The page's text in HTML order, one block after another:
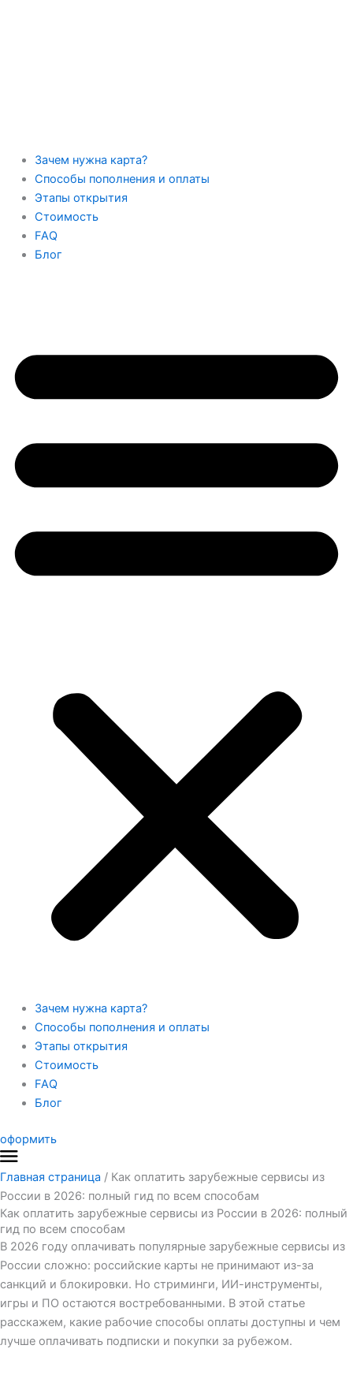
Зачем нужна карта?
Способы пополнения и оплаты
Этапы открытия
Стоимость
FAQ
Блог
Зачем нужна карта?
Способы пополнения и оплаты
Этапы открытия
Стоимость
FAQ
Блог
оформить
Главная страница / Как оплатить зарубежные сервисы из
России в 2026: полный гид по всем способам
Как оплатить зарубежные сервисы из России в 2026: полный
гид по всем способам
В 2026 году оплачивать популярные зарубежные сервисы из
России сложно: российские карты не принимают из-за
санкций и блокировки. Но стриминги, ИИ-инструменты,
игры и ПО остаются востребованными. В этой статье
расскажем, какие рабочие способы оплаты доступны и чем
лучше оплачивать подписки и покупки за рубежом.